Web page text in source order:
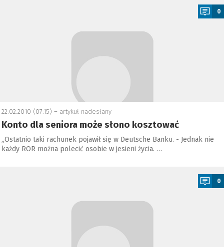
0
22.02.2010 (07:15) – artykuł nadesłany
Konto dla seniora może słono kosztować
„Ostatnio taki rachunek pojawił się w Deutsche Banku. - Jednak nie
każdy ROR można polecić osobie w jesieni życia. …
0